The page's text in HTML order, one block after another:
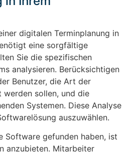
digitalen Terminplanung in
eine sorgfältige
Sie die spezifischen
analysieren. Berücksichtigen
Benutzer, die Art der
werden sollen, und die
Systemen. Diese Analyse
auszuwählen.
Software gefunden haben, ist
anzubieten. Mitarbeiter